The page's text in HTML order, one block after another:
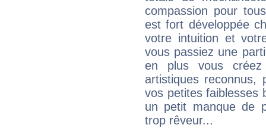
compassion pour
est fort développée
votre intuition et
vous passiez une
en plus vous
artistiques reconnus,
vos petites faiblesses
un petit manque de
trop rêveur...